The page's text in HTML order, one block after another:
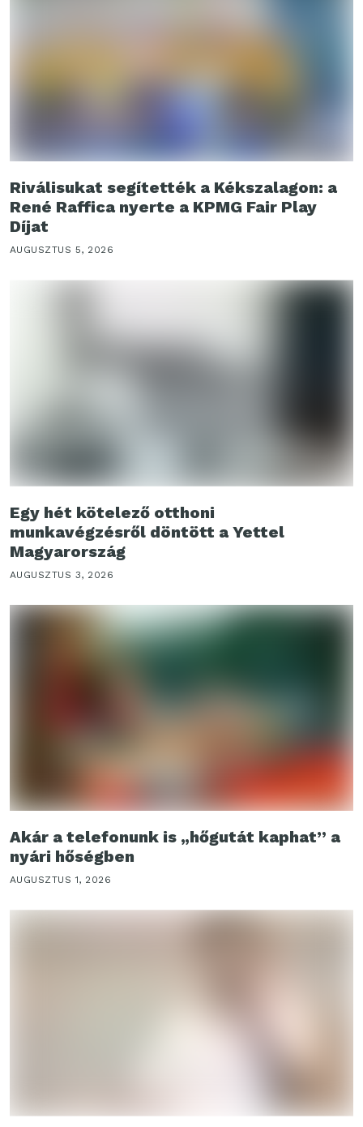
Riválisukat segítették a Kékszalagon: a
René Raffica nyerte a KPMG Fair Play
Díjat
AUGUSZTUS 5, 2026
Egy hét kötelező otthoni
munkavégzésről döntött a Yettel
Magyarország
AUGUSZTUS 3, 2026
Akár a telefonunk is „hőgutát kaphat” a
nyári hőségben
AUGUSZTUS 1, 2026